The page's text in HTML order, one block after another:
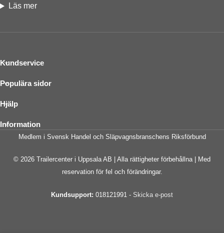
Läs mer
Kundservice
Populära sidor
Hjälp
Information
Medlem i Svensk Handel och Släpvagnsbranschens Riksförbund
© 2026 Trailercenter i Uppsala AB | Alla rättigheter förbehållna | Med
reservation för fel och förändringar.
Kundsupport: 018121991 - Skicka e-post